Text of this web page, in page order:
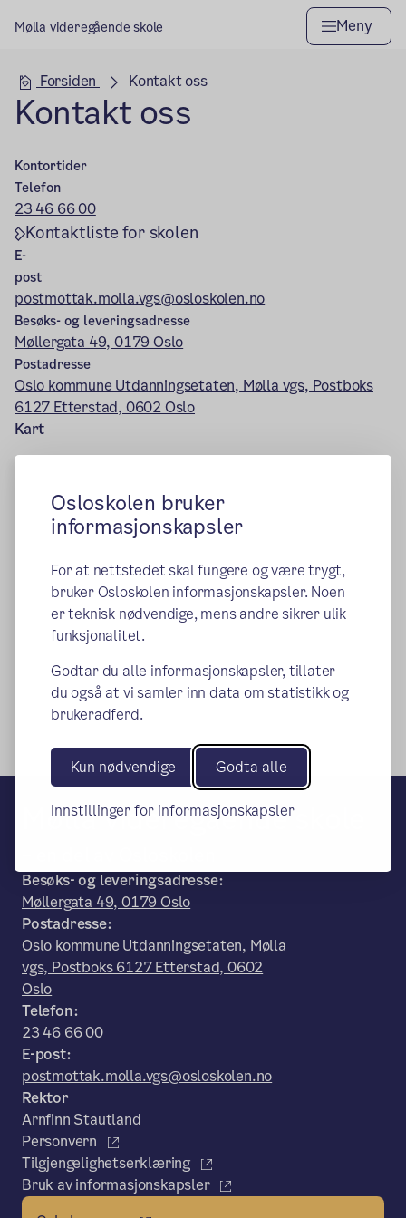
Osloskolen bruker
informasjonskapsler
For at nettstedet skal fungere og være trygt,
bruker Osloskolen informasjonskapsler. Noen
er teknisk nødvendige, mens andre sikrer ulik
funksjonalitet.
Godtar du alle informasjonskapsler, tillater
du også at vi samler inn data om statistikk og
brukeradferd.
Kun nødvendige Godta alle
Innstillinger for informasjonskapsler
Mølla videregående skole Meny
Hovedseksjon
Forsiden Kontakt oss
Kontakt oss
Kontortider
Telefon
23 46 66 00
Kontaktliste for skolen
E-
post
postmottak.molla.vgs@osloskolen.no
Besøks- og leveringsadresse
Møllergata 49, 0179 Oslo
Postadresse
Oslo kommune Utdanningsetaten, Mølla vgs, Postboks
6127 Etterstad, 0602 Oslo
Kart
Mølla videregående skole
Besøks- og leveringsadresse:
Møllergata 49, 0179 Oslo
Postadresse:
Oslo kommune Utdanningsetaten, Mølla
vgs, Postboks 6127 Etterstad, 0602
Oslo
Telefon:
23 46 66 00
E-post:
postmottak.molla.vgs@osloskolen.no
Rektor
Arnfinn Stautland
Personvern
Tilgjengelighetserklæring
Bruk av informasjonskapsler